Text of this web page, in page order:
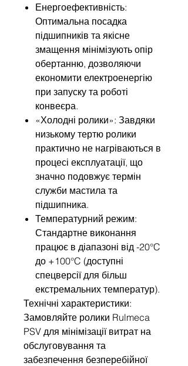
Енергоефективність:
Оптимальна посадка
підшипників та якісне
змащення мінімізують опір
обертанню, дозволяючи
економити електроенергію
при запуску та роботі
конвеєра.
«Холодні ролики»: Завдяки
низькому тертю ролики
практично не нагріваються в
процесі експлуатації, що
значно подовжує термін
служби мастила та
підшипника.
Температурний режим:
Стандартне виконання
працює в діапазоні від -20°C
до +100°C (доступні
спецверсії для більш
екстремальних температур).
Технічні характеристики:
Замовляйте ролики Rulmeca
PSV для мінімізації витрат на
обслуговування та
забезпечення безперебійної